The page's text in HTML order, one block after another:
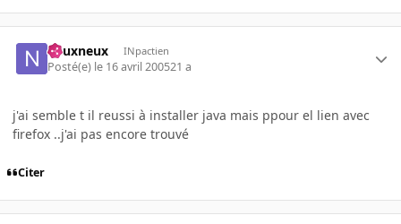
neuxneux INpactien
Posté(e) le 16 avril 200521 a
j'ai semble t il reussi à installer java mais ppour el lien avec
firefox ..j'ai pas encore trouvé
Citer